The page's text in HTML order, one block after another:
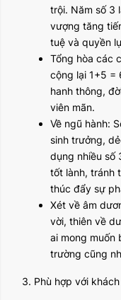
trội. Năm số 3
vượng tăng
tuệ và quyền
Tổng hòa các
cộng lại 1+5 =
hanh thông,
viên mãn.
Về ngũ hành:
sinh trưởng,
dụng nhiều số
tốt lành, tránh
thúc đẩy sự
Xét về âm
vời, thiên về
ai mong muốn
trường cũng
3. Phù hợp với